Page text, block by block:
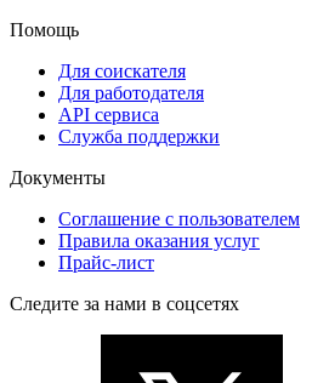
Помощь
Для соискателя
Для работодателя
API сервиса
Служба поддержки
Документы
Соглашение с пользователем
Правила оказания услуг
Прайс-лист
Следите за нами в соцсетях